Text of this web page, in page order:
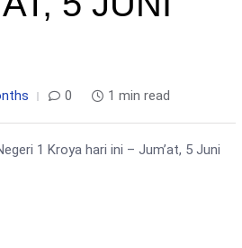
0 1 min read
1 Kroya hari ini – Jum’at, 5 Juni